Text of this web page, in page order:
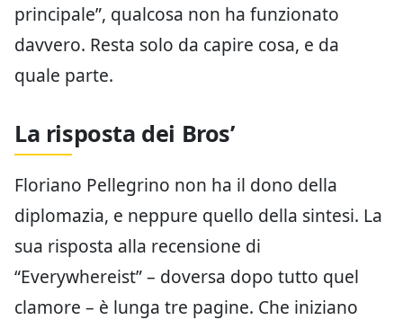
principale”, qualcosa non ha funzionato
davvero. Resta solo da capire cosa, e da
quale parte.
La risposta dei Bros’
Floriano Pellegrino non ha il dono della
diplomazia, e neppure quello della sintesi. La
sua risposta alla recensione di
“Everywhereist” – doversa dopo tutto quel
clamore – è lunga tre pagine. Che iniziano